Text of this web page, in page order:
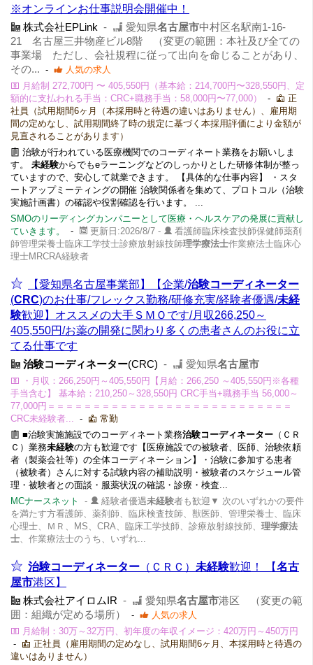
※オンラインお仕事説明会開催中！
株式会社EPLink - 愛知県名古屋市中村区名駅南1-16-
21 名古屋三井物産ビル8階 （変更の範囲：本社及び全ての
事業場 ただし、会社規程に従って出向を命じることがあり、
その... -
人気の求人
月給制 272,700円 〜 405,550円（基本給：214,700円〜328,550円、定
額的に支払われる手当：CRC+職務手当：58,000円〜77,000）
-
正
社員（試用期間6ヶ月（本採用時と待遇の違いはありません）、雇用期
間の定めなし、試用期間終了時の規定に基づく本採用評価により金額が
見直されることがあります）
治験が行われている医療機関でのコーディネート業務をお願いしま
す。 未経験からでもeラーニングなどのしっかりとした研修体制が整っ
ていますので、安心して就業できます。 【具体的な仕事内容】 ・スタ
ートアップミーティングの開催 治験関係者を集めて、プロトコル（治験
実施計画書）の確認や役割確認を行います。 ...
SMOのリーディングカンパニーとして医療・ヘルスケアの発展に貢献し
ていきます。
- 更新日:2026/8/7 -
看護師臨床検査技師保健師薬剤
師管理栄養士臨床工学技士診療放射線技師理学療法士作業療法士臨床心
理士MRCRA経験者
【愛知県名古屋事業部】【企業/治験コーディネーター
(CRC)のお仕事/フレックス勤務/研修充実/経験者優遇/未経
験歓迎】オススメの大手ＳＭＯです/月収266,250～
405,550円/お薬の開発に関わり多くの患者さんのお役に立
てる仕事です
治験コーディネーター(CRC) - 愛知県名古屋市
・月収：266,250円～405,550円【月給：266,250 ～405,550円※各種
手当含む】 基本給：210,250～328,550円 CRC手当+職務手当 56,000～
77,000円＝＝＝＝＝＝＝＝＝＝＝＝＝＝＝＝＝＝＝＝＝＝＝＝＝＝＝
CRC未経験者...
-
常勤
■治験実施施設でのコーディネート業務治験コーディネーター （ＣＲ
Ｃ）業務未経験の方も歓迎です【医療施設での被験者、医師、治験依頼
者（製薬会社等）の全体コーディネーション】・治験に参加する患者
（被験者）さんに対する試験内容の補助説明・被験者のスケジュール管
理・被験者との面談・服薬状況の確認・診療・検査...
MCナースネット
- 経験者優遇未経験者も歓迎▼ 次のいずれかの要件
を満たす方看護師、薬剤師、臨床検査技師、獣医師、管理栄養士、臨床
心理士、ＭＲ、MS、CRA、臨床工学技師、診療放射線技師、 理学療法
士 、作業療法士のうち、いずれ...
治験コーディネーター （ＣＲＣ） 未経験歓迎！ 【名古
屋市港区】
株式会社アイロムIR - 愛知県名古屋市港区 （変更の範
囲：組織が定める場所）
-
人気の求人
月給制：30万～32万円、初年度の年収イメージ：420万円～450万円
-
正社員（雇用期間の定めなし、試用期間6ヶ月、本採用時と待遇の
違いはありません）